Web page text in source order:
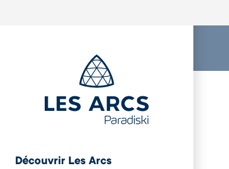
Découvrir Les Arcs